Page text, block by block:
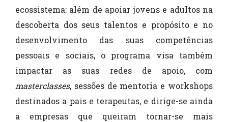
ecossistema: além de apoiar jovens e adultos na
descoberta dos seus talentos e propósito e no
desenvolvimento das suas competências
pessoais e sociais, o programa visa também
impactar as suas redes de apoio, com
masterclasses, sessões de mentoria e workshops
destinados a pais e terapeutas, e dirige-se ainda
a empresas que queiram tornar-se mais